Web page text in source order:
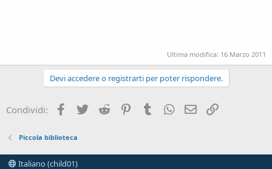
Ultima modifica: 16 Marzo 2011
Devi accedere o registrarti per poter rispondere.
Condividi: Facebook
Twitter Reddit PinterestTumblrWhatsApp
e-mail
Piccola biblioteca
Italiano (child01)